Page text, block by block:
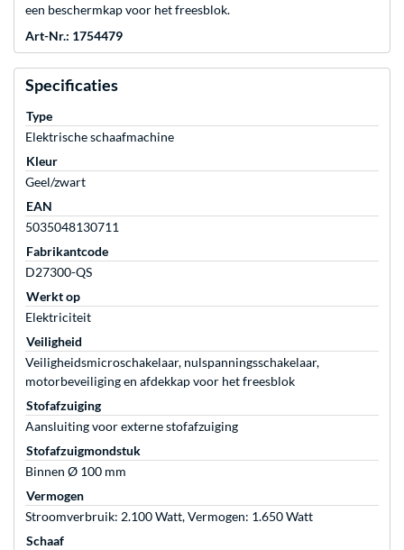
een beschermkap voor het freesblok.
Art-Nr.: 1754479
Specificaties
Type
Elektrische schaafmachine
Kleur
Geel/zwart
EAN
5035048130711
Fabrikantcode
D27300-QS
Werkt op
Elektriciteit
Veiligheid
Veiligheidsmicroschakelaar, nulspanningsschakelaar,
motorbeveiliging en afdekkap voor het freesblok
Stofafzuiging
Aansluiting voor externe stofafzuiging
Stofafzuigmondstuk
Binnen Ø 100 mm
Vermogen
Stroomverbruik: 2.100 Watt, Vermogen: 1.650 Watt
Schaaf